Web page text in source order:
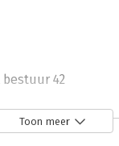
42
Toon meer